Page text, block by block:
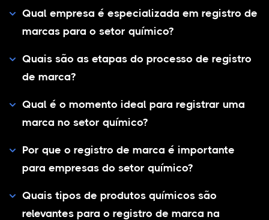
Qual empresa é especializada em registro de
marcas para o setor químico?
Quais são as etapas do processo de registro
de marca?
Qual é o momento ideal para registrar uma
marca no setor químico?
Por que o registro de marca é importante
para empresas do setor químico?
Quais tipos de produtos químicos são
relevantes para o registro de marca na